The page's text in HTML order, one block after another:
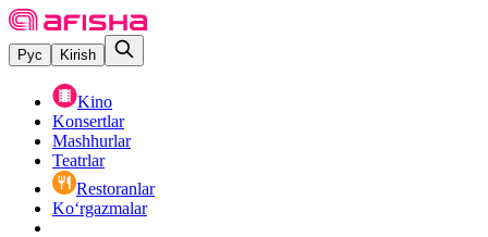
Рус Kirish
Kino
Konsertlar
Mashhurlar
Teatrlar
Restoranlar
Ko‘rgazmalar